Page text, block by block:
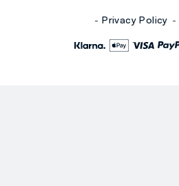
Privacy Policy